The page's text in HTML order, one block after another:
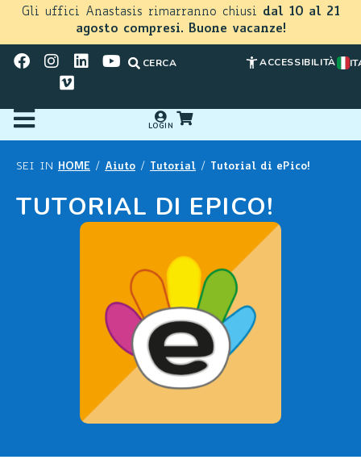
Gli uffici Anastasis rimarranno chiusi dal 10 al 21
agosto compresi. Buone vacanze!
CERCA ACCESSIBILITÀ
LOGIN
SEI IN HOME / Aiuto / Tutorial / Tutorial di ePico!
TUTORIAL DI EPICO!